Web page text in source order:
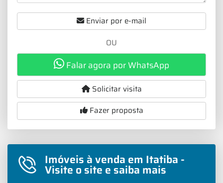
Enviar por e-mail
OU
Falar agora por WhatsApp
Solicitar visita
Fazer proposta
Imóveis à venda em Itatiba -
Visite o site e saiba mais